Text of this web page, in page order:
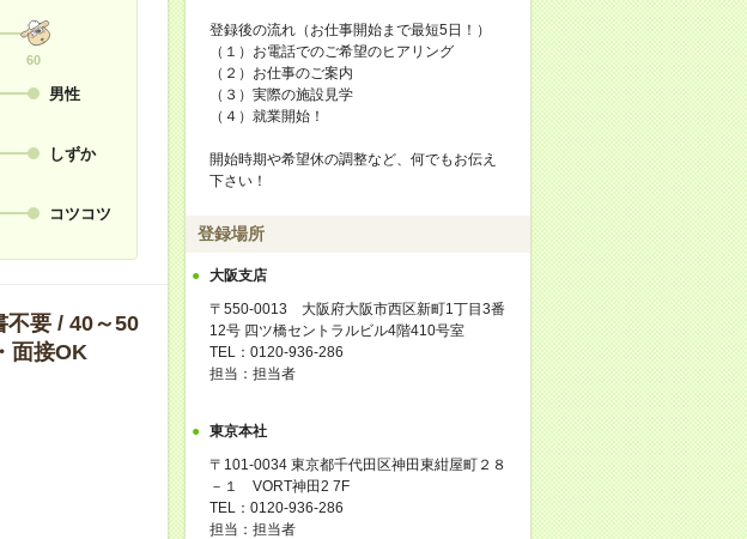
60
男性
しずか
コツコツ
不要 / 40～50
面接OK
登録後の流れ（お仕事開始まで最短5日！）
（１）お電話でのご希望のヒアリング
（２）お仕事のご案内
（３）実際の施設見学
（４）就業開始！
開始時期や希望休の調整など、何でもお伝え
下さい！
登録場所
大阪支店
〒550-0013 大阪府大阪市西区新町1丁目3番
12号 四ツ橋セントラルビル4階410号室
TEL：0120-936-286
担当：担当者
東京本社
〒101-0034 東京都千代田区神田東紺屋町２８
－１ VORT神田2 7F
TEL：0120-936-286
担当：担当者